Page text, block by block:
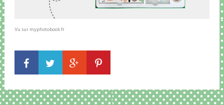
Vu sur myphotobook.fr